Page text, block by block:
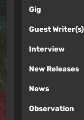
Gig
Guest Writer(s)
Interview
New Releases
News
Observation